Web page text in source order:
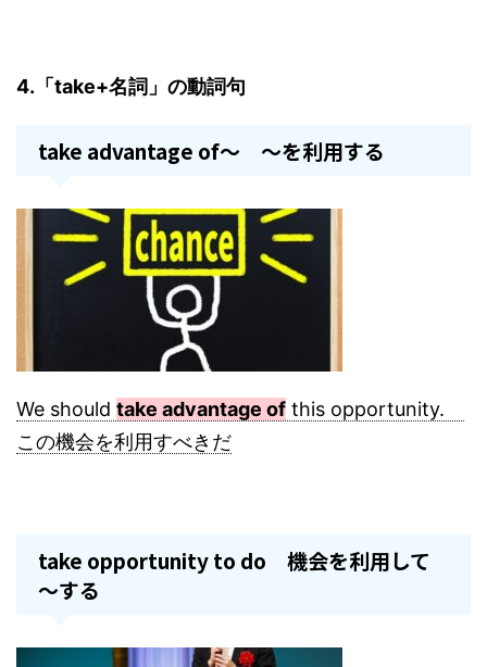
4.「take+名詞」の動詞句
take advantage of～ ～を利用する
We should take advantage of this opportunity.
この機会を利用すべきだ
take opportunity to do 機会を利用して
～する